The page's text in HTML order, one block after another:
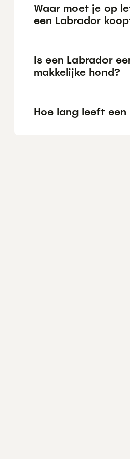
Waar moet je op
een Labrador
Is een Labrador
makkelijke hond?
Hoe lang leeft